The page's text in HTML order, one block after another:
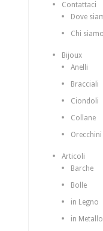
Contattaci
Dove
Chi siamo
Bijoux
Anelli
Bracciali
Ciondoli
Collane
Orecchini
Articoli
Barche
Bolle
in Legno
in Metallo